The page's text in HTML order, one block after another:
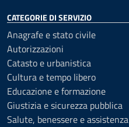
CATEGORIE DI SERVIZIO
Anagrafe e stato civile
Autorizzazioni
Catasto e urbanistica
Cultura e tempo libero
Educazione e formazione
Giustizia e sicurezza pubblica
Salute, benessere e assistenza